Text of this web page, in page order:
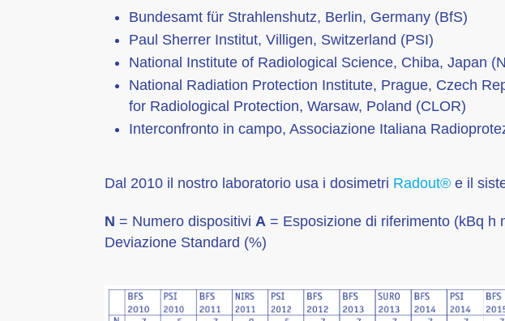
Bundesamt für Strahlenshutz, Berlin, Germany (BfS)
Paul Sherrer Institut, Villigen, Switzerland (PSI)
National Institute of Radiological Science, Chiba, Japan
National Radiation Protection Institute, Prague, Czech
for Radiological Protection, Warsaw, Poland (CLOR)
Interconfronto in campo, Associazione Italiana
Dal 2010 il nostro laboratorio usa i dosimetri Radout® e il
N = Numero dispositiviA = Esposizione di riferimento (kBq h
Deviazione Standard (%)